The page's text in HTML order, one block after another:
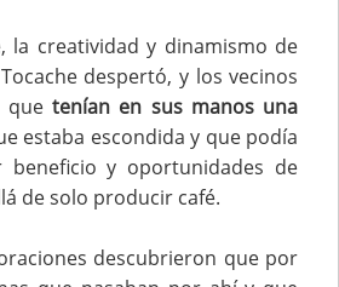
la creatividad y dinamismo de
despertó, y los vecinos
que tenían en sus manos una
estaba escondida y que podía
beneficio y oportunidades de
de solo producir café.
descubrieron que por